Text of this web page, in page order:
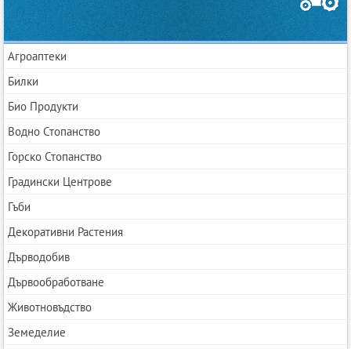
Агроаптеки
Билки
Био Продукти
Водно Стопанство
Горско Стопанство
Градински Центрове
Гъби
Декоративни Растения
Дърводобив
Дървообработване
Животновъдство
Земеделие